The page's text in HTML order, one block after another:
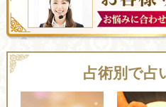
占術別で占